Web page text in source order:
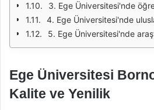
3. Ege Üniversitesi'nde öğrencilere
4. Ege Üniversitesi'nde
5. Ege Üniversitesi'nde
Ege Üniversitesi
Kalite ve Yenilik